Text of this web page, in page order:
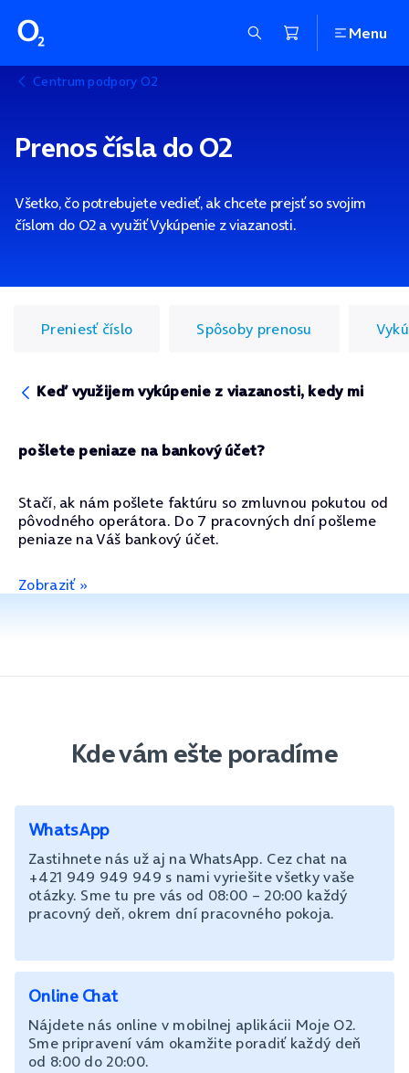
Menu
Centrum podpory O2
Prenos čísla do O2
Všetko, čo potrebujete vedieť, ak chcete prejsť so svojim
číslom do O2 a využiť Vykúpenie z viazanosti.
Preniesť číslo Spôsoby prenosu
Keď využijem vykúpenie z viazanosti, kedy mi
pošlete peniaze na bankový účet?
Stačí, ak nám pošlete faktúru so zmluvnou pokutou od
pôvodného operátora. Do 7 pracovných dní pošleme
peniaze na Váš bankový účet.
Zobraziť »
Kde vám ešte poradíme
WhatsApp
Zastihnete nás už aj na WhatsApp. Cez chat na
+421 949 949 949 s nami vyriešite všetky vaše
otázky. Sme tu pre vás od 08:00 – 20:00 každý
pracovný deň, okrem dní pracovného pokoja.
Online Chat
Nájdete nás online v mobilnej aplikácii Moje O2.
Sme pripravení vám okamžite poradiť každý deň
od 8:00 do 20:00.